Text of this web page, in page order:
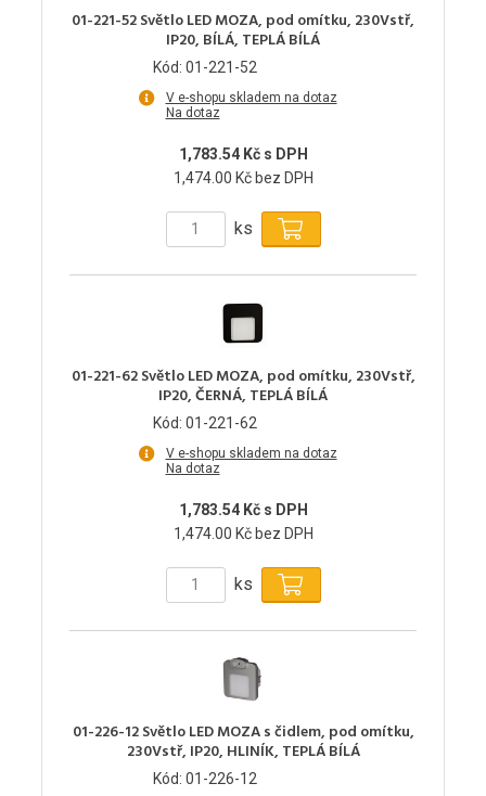
01-221-52 Světlo LED MOZA, pod omítku, 230Vstř,
IP20, BÍLÁ, TEPLÁ BÍLÁ
Kód: 01-221-52
V e-shopu skladem na dotaz
Na dotaz
1,783.54 Kč s DPH
1,474.00 Kč bez DPH
ks
01-221-62 Světlo LED MOZA, pod omítku, 230Vstř,
IP20, ČERNÁ, TEPLÁ BÍLÁ
Kód: 01-221-62
V e-shopu skladem na dotaz
Na dotaz
1,783.54 Kč s DPH
1,474.00 Kč bez DPH
ks
01-226-12 Světlo LED MOZA s čidlem, pod omítku,
230Vstř, IP20, HLINÍK, TEPLÁ BÍLÁ
Kód: 01-226-12